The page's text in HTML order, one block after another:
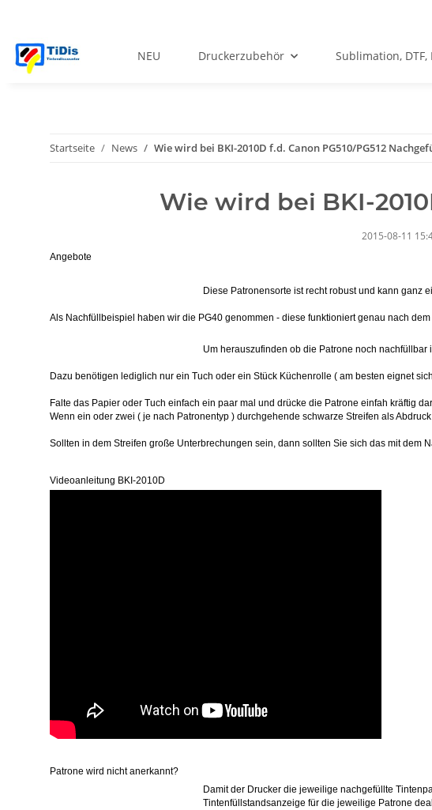
NEU Druckerzubehör Sublimation,
Startseite News Wie wird bei BKI-2010D f.d. Canon PG510/PG512
Wie wird bei BKI-
2015-08-11
Angebote
Diese Patronensorte ist recht robust und kann ganz
Als Nachfüllbeispiel haben wir die PG40 genommen - diese funktioniert genau nach
Um herauszufinden ob die Patrone noch
Dazu benötigen lediglich nur ein Tuch oder ein Stück Küchenrolle ( am besten eignet
Falte das Papier oder Tuch einfach ein paar mal und drücke die Patrone einfah kräftig
Wenn ein oder zwei ( je nach Patronentyp ) durchgehende schwarze Streifen als
Sollten in dem Streifen große Unterbrechungen sein, dann sollten Sie sich das mit dem
Videoanleitung BKI-2010D
Patrone wird nicht anerkannt?
Damit der Drucker die jeweilige nachgefüllte
Tintenfüllstandsanzeige für die jeweilige Patrone